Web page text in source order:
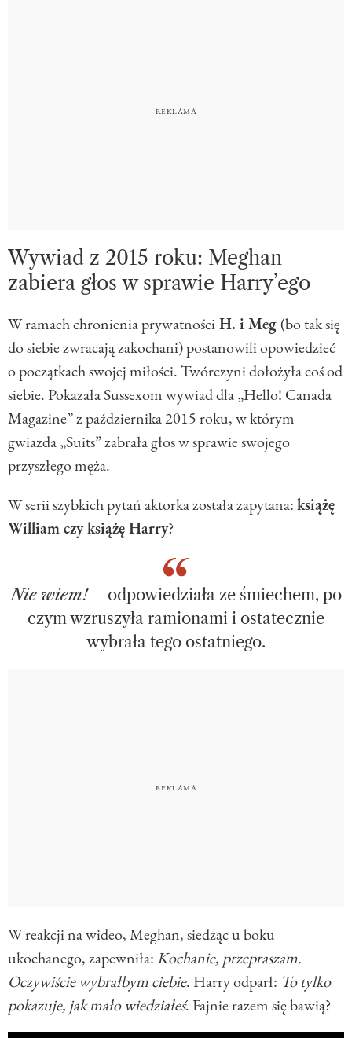
Wywiad z 2015 roku: Meghan
zabiera głos w sprawie Harry’ego
W ramach chronienia prywatnościH. i Meg(bo tak się
do siebie zwracają zakochani) postanowili opowiedzieć
o początkach swojej miłości. Twórczyni dołożyła coś od
siebie. Pokazała Sussexom wywiad dla „Hello! Canada
Magazine” z października 2015 roku, w którym
gwiazda „Suits” zabrała głos w sprawie swojego
przyszłego męża.
W serii szybkich pytań aktorka została zapytana:książę
William czy książę Harry?
Nie wiem!– odpowiedziała ze śmiechem, po
czym wzruszyła ramionami i ostatecznie
wybrała tego ostatniego.
W reakcji na wideo, Meghan, siedząc u boku
ukochanego, zapewniła: Kochanie, przepraszam.
Oczywiście wybrałbym ciebie. Harry odparł: To tylko
pokazuje, jak mało wiedziałeś. Fajnie razem się bawią?